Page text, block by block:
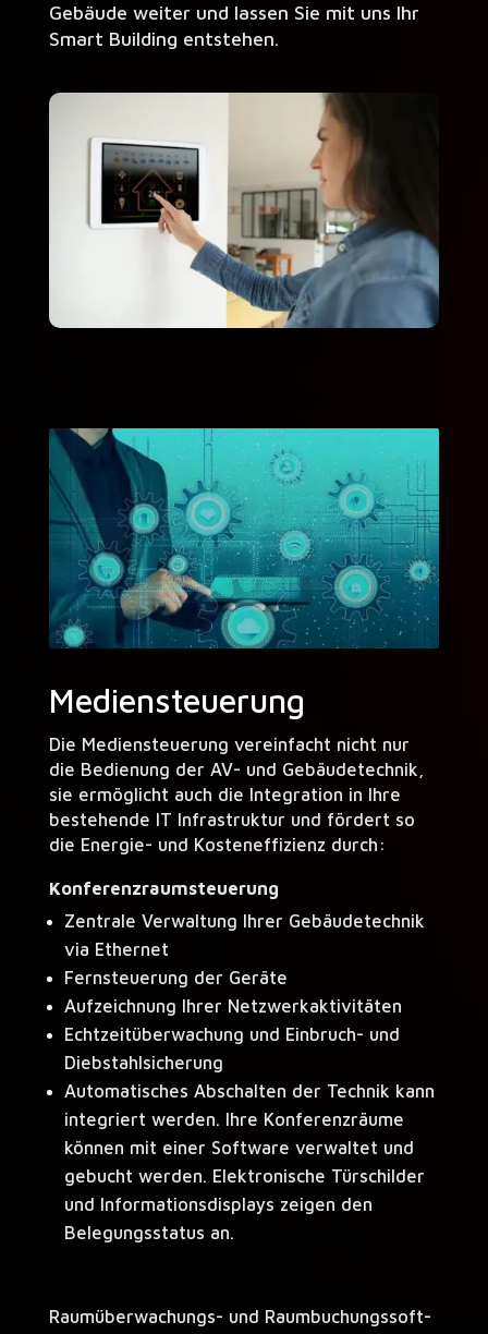
Gebäude weiter und lassen Sie mit uns Ihr
Smart Building entstehen.
Mediensteuerung
Die Mediensteuerung vereinfacht nicht nur
die Bedienung der AV- und Gebäudetechnik,
sie ermöglicht auch die Integration in Ihre
bestehende IT Infrastruktur und fördert so
die Energie- und Kosteneffizienz durch:
Konferenzraumsteuerung
Zentrale Verwaltung Ihrer Gebäudetechnik
via Ethernet
Fernsteuerung der Geräte
Aufzeichnung Ihrer Netzwerkaktivitäten
Echtzeitüberwachung und Einbruch- und
Diebstahlsicherung
Automatisches Abschalten der Technik kann
integriert werden. Ihre Konferenzräume
können mit einer Software verwaltet und
gebucht werden. Elektronische Türschilder
und Informationsdisplays zeigen den
Belegungsstatus an.
Raumüberwachungs- und Raum­buchungssoft­